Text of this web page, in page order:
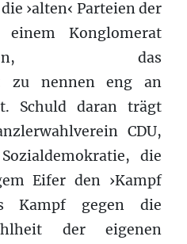
›alten‹ Parteien der
einem Konglomerat
das
zu nennen eng an
Schuld daran trägt
CDU,
die
Eifer den ›Kampf
Kampf gegen die
der eigenen